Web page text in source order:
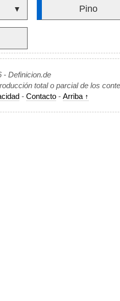
▼ Pino
- Definicion.de
total o parcial de los
- Contacto - Arriba ↑